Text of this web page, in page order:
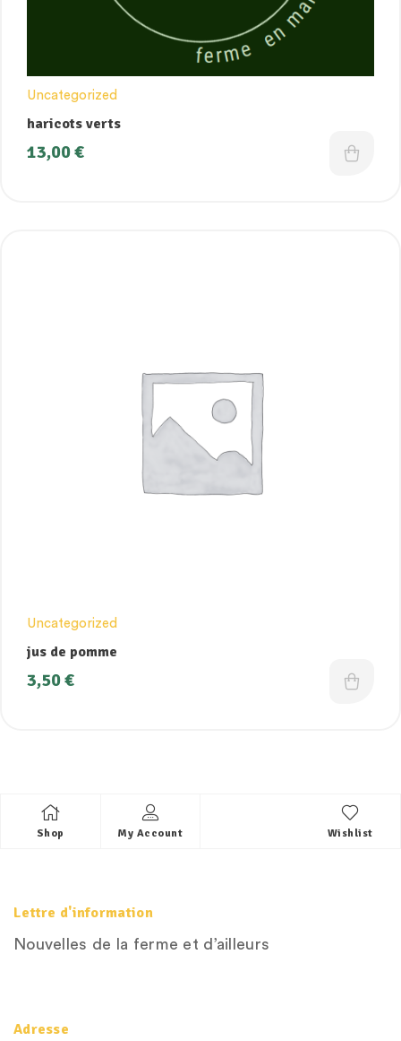
Uncategorized
haricots verts
13,00€
Uncategorized
jus de pomme
3,50€
Shop My Account Wishlist
Lettre d'information
Nouvelles de la ferme et d’ailleurs
Adresse